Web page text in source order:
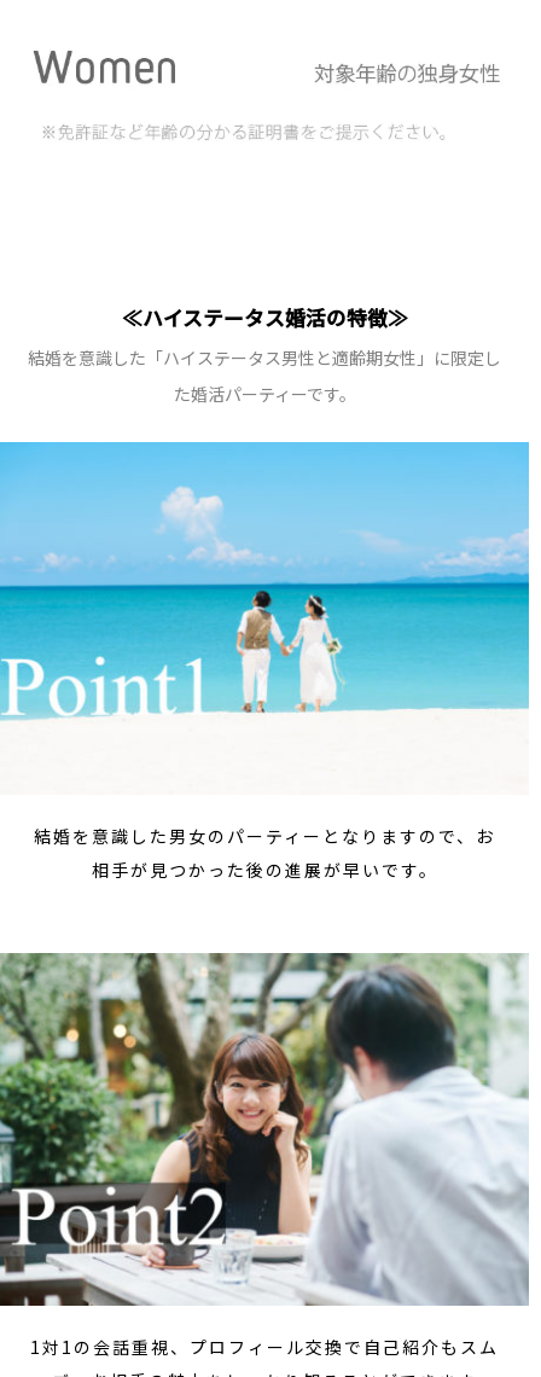
≪ハイステータス婚活の特徴≫
結婚を意識した「ハイステータス男性と適齢期女性」に限定し
た婚活パーティーです。
結婚を意識した男女のパーティーとなりますので、お
相手が見つかった後の進展が早いです。
1対1の会話重視、プロフィール交換で自己紹介もスム